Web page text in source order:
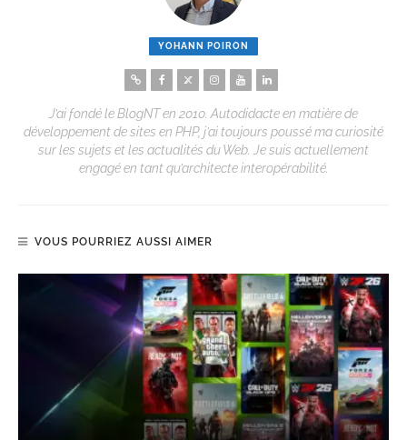
YOHANN POIRON
J’ai fondé le BlogNT en 2010. Autodidacte en matière de
développement de sites en PHP, j’ai toujours poussé ma curiosité
sur les sujets et les actualités du Web. Je suis actuellement
engagé en tant qu’architecte interopérabilité.
VOUS POURRIEZ AUSSI AIMER